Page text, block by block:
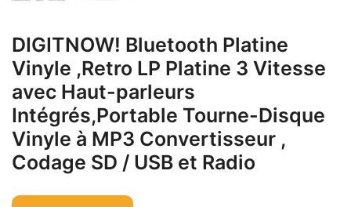
DIGITNOW! Bluetooth Platine
Vinyle ,Retro LP Platine 3 Vitesse
avec Haut-parleurs
Intégrés,Portable Tourne-Disque
Vinyle à MP3 Convertisseur ,
Codage SD / USB et Radio